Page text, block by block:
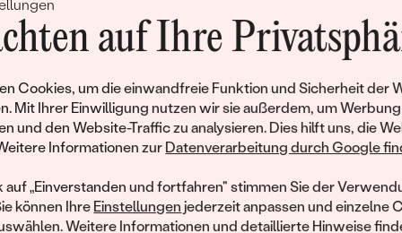
auf Ihre
Cookies, um die einwandfreie Funktion und Sicherheit der
Mit Ihrer Einwilligung nutzen wir sie außerdem, um Werbung
und den Website-Traffic zu analysieren. Dies hilft uns, die
Informationen zur Datenverarbeitung durch Google
auf „Einverstanden und fortfahren" stimmen Sie der
können Ihre Einstellungen jederzeit anpassen und einzelne
Weitere Informationen und detaillierte Hinweise
AUF LAGER
Conn
€ 59
AUF LAGER
18 Karat Roségold
Lora
€ 74
14 Karat Weißgold
Lora
Rabatt auf
Werden Sie Teil
und entdecken Sie die
gefertigten Schmucks
Ihren ersten